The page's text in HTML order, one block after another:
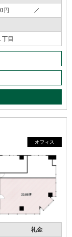
円 ／
丁目
オフィス
礼金